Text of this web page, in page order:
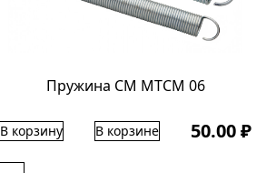
Пружина СМ МТСМ 06
В корзину В корзине 50.00 ₽